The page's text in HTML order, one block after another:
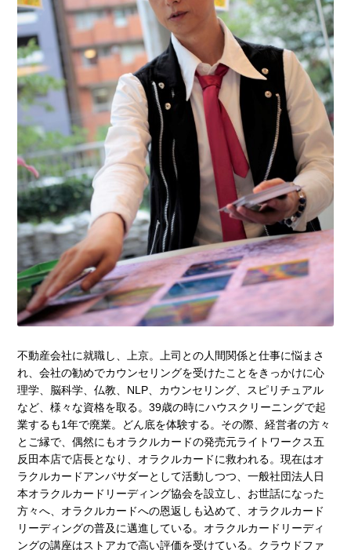
書籍
カード関連グッズ
不動産会社に就職し、上京。上司との人間関係と仕事に悩まさ
れ、会社の勧めでカウンセリングを受けたことをきっかけに心
理学、脳科学、仏教、NLP、カウンセリング、スピリチュアル
など、様々な資格を取る。39歳の時にハウスクリーニングで起
業するも1年で廃業。どん底を体験する。その際、経営者の方々
とご縁で、偶然にもオラクルカードの発売元ライトワークス五
反田本店で店長となり、オラクルカードに救われる。現在はオ
ラクルカードアンバサダーとして活動しつつ、一般社団法人日
本オラクルカードリーディング協会を設立し、お世話になった
方々へ、オラクルカードへの恩返しも込めて、オラクルカード
リーディングの普及に邁進している。オラクルカードリーディ
ングの講座はストアカで高い評価を受けている。クラウドファ